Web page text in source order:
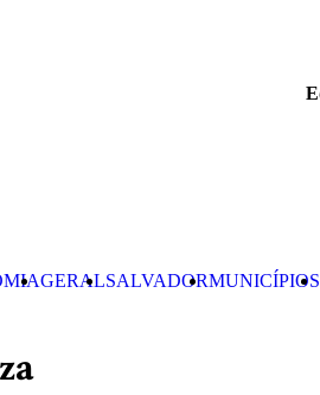
GERALSALVADORMUNICÍPIOS